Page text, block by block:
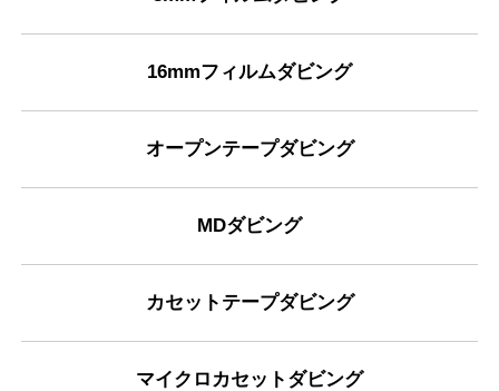
16mmフィルムダビング
オープンテープダビング
MDダビング
カセットテープダビング
マイクロカセットダビング